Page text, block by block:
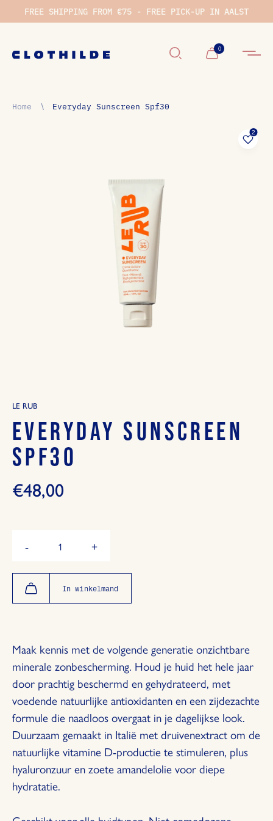
FREE SHIPPING FROM €75 - FREE PICK-UP IN AALST
0
Home ∖ Everyday Sunscreen Spf30
LE RUB
EVERYDAY SUNSCREEN
SPF30
€48,00
-
hoeveelheid
met
1
+
met
1
In winkelmand
Maak kennis met de volgende generatie onzichtbare
minerale zonbescherming. Houd je huid het hele jaar
door prachtig beschermd en gehydrateerd, met
voedende natuurlijke antioxidanten en een zijdezachte
formule die naadloos overgaat in je dagelijkse look.
Duurzaam gemaakt in Italië met druivenextract om de
natuurlijke vitamine D-productie te stimuleren, plus
hyaluronzuur en zoete amandelolie voor diepe
hydratatie.